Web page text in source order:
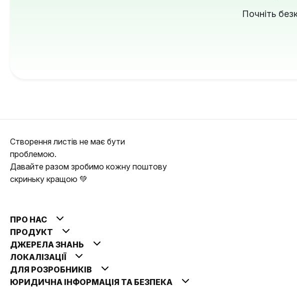
Почніть
Створення листів не має бути
проблемою.
Давайте разом зробимо кожну поштову
скриньку кращою 💚
ПРО НАС
ПРОДУКТ
ДЖЕРЕЛА ЗНАНЬ
ЛОКАЛІЗАЦІЇ
ДЛЯ РОЗРОБНИКІВ
ЮРИДИЧНА ІНФОРМАЦІЯ ТА БЕЗПЕКА